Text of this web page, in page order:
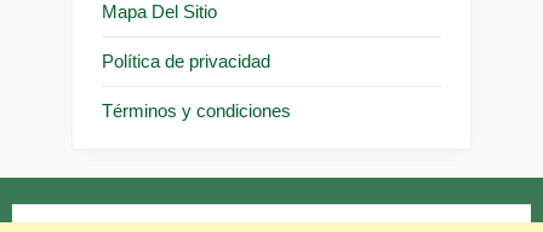
Mapa Del Sitio
Política de privacidad
Términos y condiciones